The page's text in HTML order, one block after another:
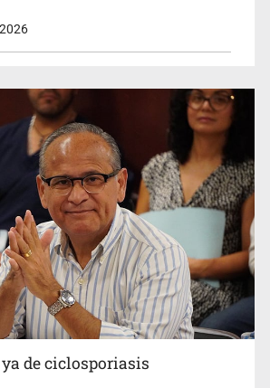
de ciclosporiasis